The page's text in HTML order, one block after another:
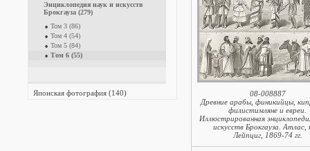
Энциклопедия наук и искусств
Брокгауза (279)
Том 3 (86)
Том 4 (54)
Том 5 (84)
Том 6 (55)
Японская фотография (140)
08-008887
Древние арабы, финикийцы,
филистимляне и евреи.
Иллюстрированная
искусств Брокгауза. Атлас,
Лейпциг, 1869-74 гг.